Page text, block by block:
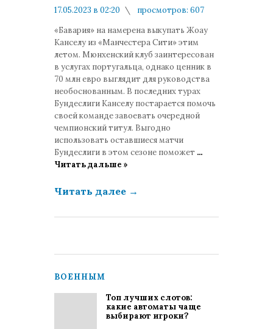
17.05.2023 в 02:20
просмотров: 607
«Бавария» на намерена выкупать Жоау
Канселу из «Манчестера Сити» этим
летом. Мюнхенский клуб заинтересован
в услугах португальца, однако ценник в
70 млн евро выглядит для руководства
необоснованным. В последних турах
Бундеслиги Канселу постарается помочь
своей команде завоевать очередной
чемпионский титул. Выгодно
использовать оставшиеся матчи
Бундеслиги в этом сезоне поможет ...
Читать дальше »
Читать далее →
ВОЕННЫМ
Топ лучших слотов:
какие автоматы чаще
выбирают игроки?